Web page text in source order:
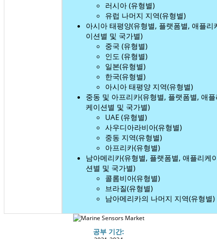
러시아 (유형별)
유럽 ​​나머지 지역(유형별)
아시아 태평양(유형별, 플랫폼별, 애플리
이션별 및 국가별)
중국 (유형별)
인도 (유형별)
일본(유형별)
한국(유형별)
아시아 태평양 지역(유형별)
중동 및 아프리카(유형별, 플랫폼별, 애
케이션별 및 국가별)
UAE (유형별)
사우디아라비아(유형별)
중동 지역(유형별)
아프리카(유형별)
남아메리카(유형별, 플랫폼별, 애플리케
션별 및 국가별)
콜롬비아(유형별)
브라질(유형별)
남아메리카의 나머지 지역(유형별)
공부 기간: